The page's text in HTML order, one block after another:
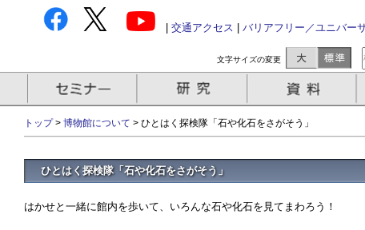
交通アクセス バリアフリー／ユニバー
文字サイズの変更
トップ> 博物館について > ひとはく探検隊「石や化石をさがそう」
ひとはく探検隊「石や化石をさがそう」
はかせと一緒に館内を歩いて、いろんな石や化石を見てまわろう！